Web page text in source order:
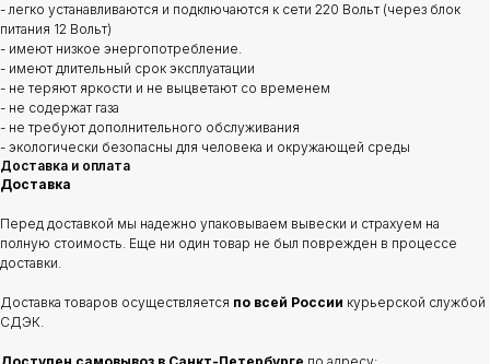
- легко устанавливаются и подключаются к сети 220 Вольт (через блок
питания 12 Вольт)
- имеют низкое энергопотребление.
- имеют длительный срок эксплуатации
- не теряют яркости и не выцветают со временем
- не содержат газа
- не требуют дополнительного обслуживания
- экологически безопасны для человека и окружающей среды
Доставка и оплата
Доставка
Перед доставкой мы надежно упаковываем вывески и страхуем на
полную стоимость. Еще ни один товар не был поврежден в процессе
доставки.
Доставка товаров осуществляется по всей России курьерской службой
СДЭК.